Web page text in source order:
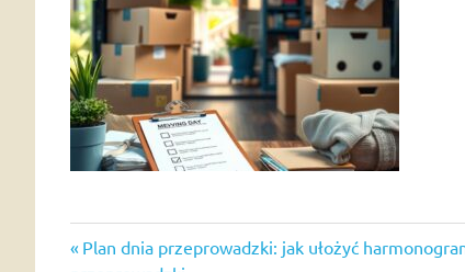
Nawigacja
Previous
Plan dnia przeprowadzki: jak ułożyć